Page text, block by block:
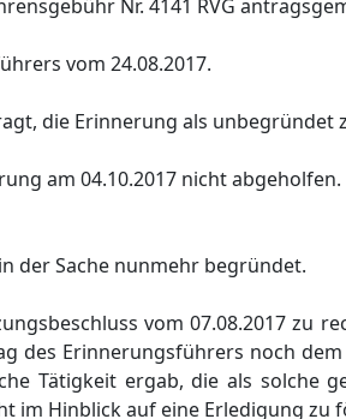
Nr. 4141 RVG
vom 24.08.2017.
die Erinnerung als unbegründet
am 04.10.2017 nicht abgeholfen.
der Sache nunmehr begründet.
vom 07.08.2017 zu
des Erinnerungsführers noch
Tätigkeit ergab, die als solche
im Hinblick auf eine Erledigung zu